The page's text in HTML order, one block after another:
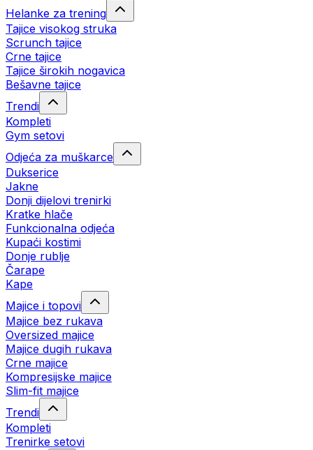
Helanke za trening
Tajice visokog struka
Scrunch tajice
Crne tajice
Tajice širokih nogavica
Bešavne tajice
Trendi
Kompleti
Gym setovi
Odjeća za muškarce
Dukserice
Jakne
Donji dijelovi trenirki
Kratke hlače
Funkcionalna odjeća
Kupaći kostimi
Donje rublje
Čarape
Kape
Majice i topovi
Majice bez rukava
Oversized majice
Majice dugih rukava
Crne majice
Kompresijske majice
Slim-fit majice
Trendi
Kompleti
Trenirke setovi